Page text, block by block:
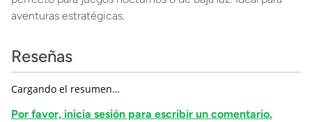
aventuras estratégicas.
Reseñas
Cargando el resumen…
Por favor, inicia sesión para escribir un comentario.